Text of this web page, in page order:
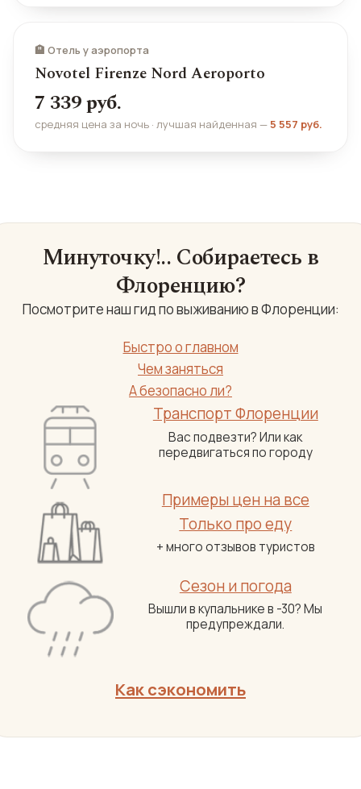
🏨 Отель у аэропорта
Novotel Firenze Nord Aeroporto
7 339 руб.
средняя цена за ночь · лучшая найденная —5 557 руб.
Минуточку!.. Собираетесь в
Флоренцию?
Посмотрите наш гид по выживанию в Флоренции:
Быстро о главном
Чем заняться
А безопасно ли?
Транспорт Флоренции
Вас подвезти? Или как
передвигаться по городу
Примеры цен на все
Только про еду
+ много отзывов туристов
Сезон и погода
Вышли в купальнике в -30? Мы
предупреждали.
Как сэкономить